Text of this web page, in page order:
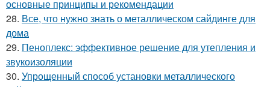
основные принципы и рекомендации
28. Все, что нужно знать о металлическом сайдинге для
дома
29. Пеноплекс: эффективное решение для утепления и
звукоизоляции
30. Упрощенный способ установки металлического